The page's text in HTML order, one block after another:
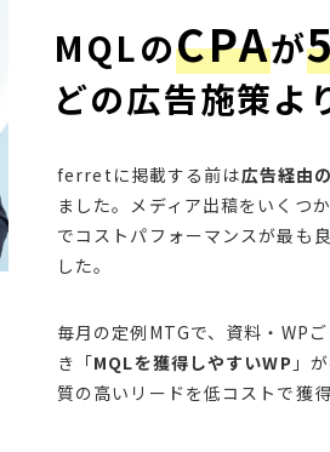
MQLのCPAが
どの広告施策よ
ferretに掲載する前は広告経由
ました。メディア出稿をいくつ
でコストパフォーマンスが最も
した。
毎月の定例MTGで、資料・WP
き「MQLを獲得しやすいWP 」
質の高いリードを低コストで獲